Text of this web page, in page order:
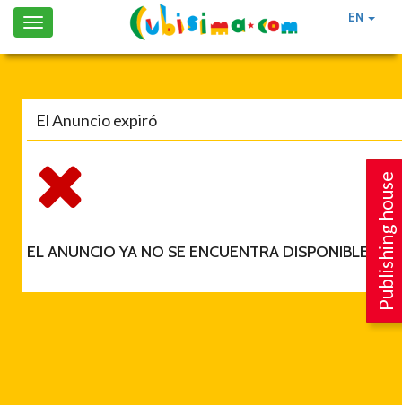
EN
Toggle
navigation
Publishing house
El Anuncio expiró
EL ANUNCIO YA NO SE ENCUENTRA DISPONIBLE.